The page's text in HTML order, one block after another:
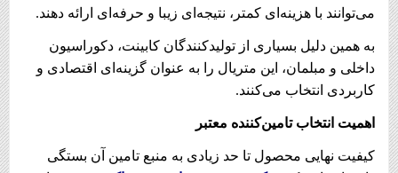
می‌توانند با هزینه‌ای کمتر، نتیجه‌ای زیبا و حرفه‌ای ارائه دهند.
به همین دلیل بسیاری از تولیدکنندگان کابینت، دکوراسیون
داخلی و مبلمان، این متریال را به عنوان گزینه‌ای اقتصادی و
کاربردی انتخاب می‌کنند.
اهمیت انتخاب تامین‌کننده معتبر
کیفیت نهایی محصول تا حد زیادی به منبع تامین آن بستگی